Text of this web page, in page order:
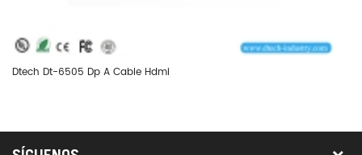
Dtech Dt-6505 Dp A Cable Hdmi